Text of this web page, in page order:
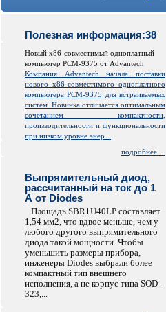
Полезная информация:38
Новый x86-совместимый одноплатный
компьютер PCM-9375 от Advantech
Компания Advantech начала поставки
нового x86-совместимого одноплатного
компьютера PCM-9375 для встраиваемых
систем. Новинка отличается оптимальным
сочетанием компактности,
производительности и функциональности
при низком уровне энер...
подробнее ...
Выпрямительный диод,
рассчитанный на ток до 1
А от Diodes
Площадь SBR1U40LP составляет
1,54 мм2, что вдвое меньше, чем у
любого другого выпрямительного
диода такой мощности. Чтобы
уменьшить размеры прибора,
инженеры Diodes выбрали более
компактный тип внешнего
исполнения, а не корпус типа SOD-
323,...